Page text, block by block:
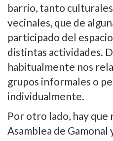
barrio, tanto
vecinales, que de
participado del
distintas actividades.
habitualmente nos
grupos informales o
individualmente.
Por otro lado, hay que
Asamblea de Gamonal